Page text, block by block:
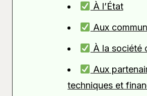
À l’État
Aux
À la société
Aux
techniques et